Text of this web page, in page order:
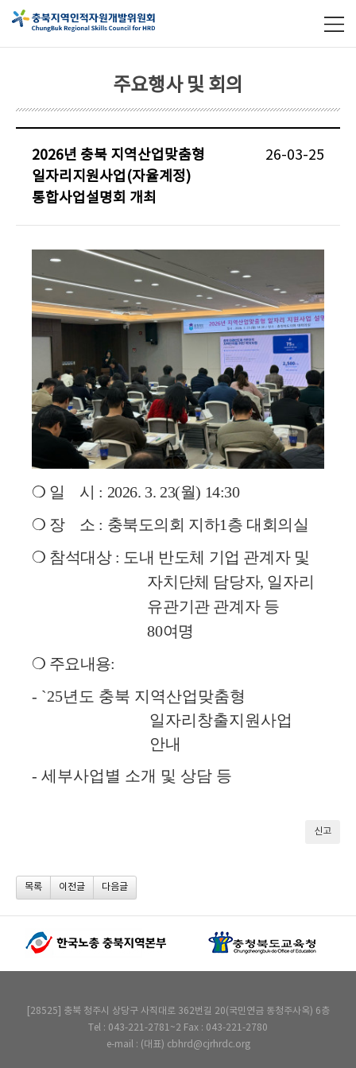
주요행사 및 회의
2026년 충북 지역산업맞춤형
일자리지원사업(자율계정)
통합사업설명회 개최
26-03-25
❍ 일 시 : 2026. 3. 23(월) 14:30
❍ 장 소 : 충북도의회 지하1층 대회의실
❍ 참석대상 : 도내 반도체 기업 관계자 및
자치단체 담당자, 일자리
유관기관 관계자 등
80여명
❍ 주요내용:
- `25년도 충북 지역산업맞춤형
일자리창출지원사업
안내
- 세부사업별 소개 및 상담 등
신고
목록 이전글 다음글
[28525] 충북 청주시 상당구 사직대로 362번길 20(국민연금 동청주사옥) 6층
Tel : 043-221-2781~2 Fax : 043-221-2780
e-mail : (대표) cbhrd@cjrhrdc.org